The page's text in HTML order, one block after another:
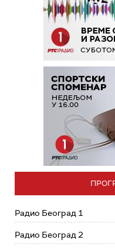
Радио Београд 1
Радио Београд 2